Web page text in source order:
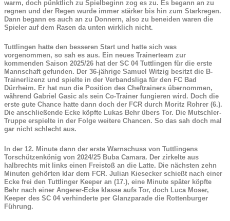
warm, doch pünktlich zu Spielbeginn zog es zu. Es begann an zu
regnen und der Regen wurde immer stärker bis hin zum Starkregen.
Dann begann es auch an zu Donnern, also zu beneiden waren die
Spieler auf dem Rasen da unten wirklich nicht.
Tuttlingen hatte den besseren Start und hatte sich was
vorgenommen, so sah es aus. Ein neues Trainerteam zur
kommenden Saison 2025/26 hat der SC 04 Tuttlingen für die erste
Mannschaft gefunden. Der 36-jährige Samuel Witzig besitzt die B-
Trainerlizenz und spielte in der Verbandsliga für den FC Bad
Dürrheim. Er hat nun die Position des Cheftrainers übernommen,
während Gabriel Gasic als sein Co-Trainer fungieren wird. Doch die
erste gute Chance hatte dann doch der FCR durch Moritz Rohrer (6.).
Die anschließende Ecke köpfte Lukas Behr übers Tor. Die Mutschler-
Truppe erspielte in der Folge weitere Chancen. So das sah doch mal
gar nicht schlecht aus.
In der 12. Minute dann der erste Warnschuss von Tuttlingens
Torschützenkönig von 2024/25 Buba Camara. Der zirkelte aus
halbrechts mit links einen Freistoß an die Latte. Die nächsten zehn
Minuten gehörten klar dem FCR. Julian Kiesecker schießt nach einer
Ecke frei den Tuttlinger Keeper an (17.), eine Minute später köpfte
Behr nach einer Angerer-Ecke klasse aufs Tor, doch Luca Moser,
Keeper des SC 04 verhinderte per Glanzparade die Rottenburger
Führung.